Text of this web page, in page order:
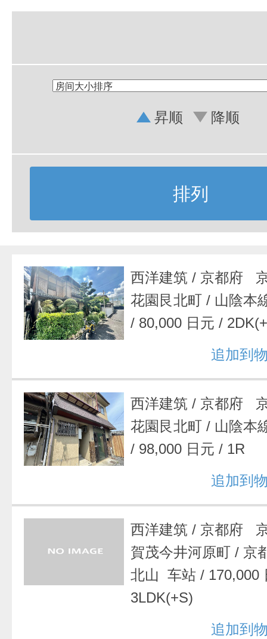
昇顺 降顺
排列
西洋建筑/ 京都府
花園艮北町/ 山陰本
/ 80,000 日元/
追加到
西洋建筑/ 京都府
花園艮北町/ 山陰本
/ 98,000 日元/ 1R
追加到
西洋建筑/ 京都府
賀茂今井河原町/ 京
北山 车站/ 170,000
3LDK(+S)
追加到